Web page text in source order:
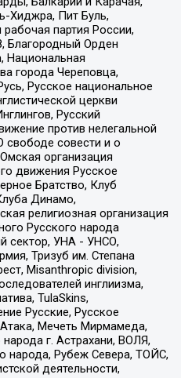
Хиджра, Пит Буль,
партия России,
Благородный Орден
Национальная
города Череповца,
Русское национальное
церкви
Русский
против нелегальной
свободе совести и о
организация
движения Русское
Братство, Клуб
Динамо,
религиозная организация
Русского народа
сектор, УНА - УНСО,
Тризуб им. Степана
Misanthropic division,
инглиизма,
TulaSkins,
Русские, Русское
Мечеть Мирмамеда,
г. Астрахани, ВОЛЯ,
народа, Рубеж Севера, ТОЙС,
деятельности,